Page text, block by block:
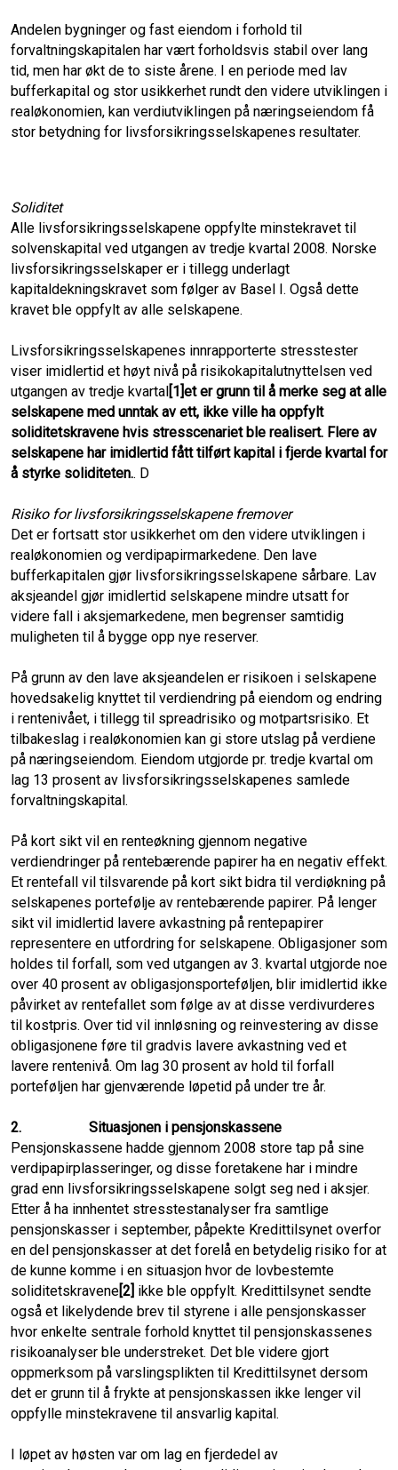
Andelen bygninger og fast eiendom i forhold til
forvaltningskapitalen har vært forholdsvis stabil over lang
tid, men har økt de to siste årene. I en periode med lav
bufferkapital og stor usikkerhet rundt den videre utviklingen i
realøkonomien, kan verdiutviklingen på næringseiendom få
stor betydning for livsforsikringsselskapenes resultater.
Soliditet
Alle livsforsikringsselskapene oppfylte minstekravet til
solvenskapital ved utgangen av tredje kvartal 2008. Norske
livsforsikringsselskaper er i tillegg underlagt
kapitaldekningskravet som følger av Basel I. Også dette
kravet ble oppfylt av alle selskapene.
Livsforsikringsselskapenes innrapporterte stresstester
viser imidlertid et høyt nivå på risikokapitalutnyttelsen ved
utgangen av tredje kvartal[1]et er grunn til å merke seg at alle
selskapene med unntak av ett, ikke ville ha oppfylt
soliditetskravene hvis stresscenariet ble realisert. Flere av
selskapene har imidlertid fått tilført kapital i fjerde kvartal for
å styrke soliditeten.. D
Risiko for livsforsikringsselskapene fremover
Det er fortsatt stor usikkerhet om den videre utviklingen i
realøkonomien og verdipapirmarkedene. Den lave
bufferkapitalen gjør livsforsikringsselskapene sårbare. Lav
aksjeandel gjør imidlertid selskapene mindre utsatt for
videre fall i aksjemarkedene, men begrenser samtidig
muligheten til å bygge opp nye reserver.
På grunn av den lave aksjeandelen er risikoen i selskapene
hovedsakelig knyttet til verdiendring på eiendom og endring
i rentenivået, i tillegg til spreadrisiko og motpartsrisiko. Et
tilbakeslag i realøkonomien kan gi store utslag på verdiene
på næringseiendom. Eiendom utgjorde pr. tredje kvartal om
lag 13 prosent av livsforsikringsselskapenes samlede
forvaltningskapital.
På kort sikt vil en renteøkning gjennom negative
verdiendringer på rentebærende papirer ha en negativ effekt.
Et rentefall vil tilsvarende på kort sikt bidra til verdiøkning på
selskapenes portefølje av rentebærende papirer. På lenger
sikt vil imidlertid lavere avkastning på rentepapirer
representere en utfordring for selskapene. Obligasjoner som
holdes til forfall, som ved utgangen av 3. kvartal utgjorde noe
over 40 prosent av obligasjonsporteføljen, blir imidlertid ikke
påvirket av rentefallet som følge av at disse verdivurderes
til kostpris. Over tid vil innløsning og reinvestering av disse
obligasjonene føre til gradvis lavere avkastning ved et
lavere rentenivå. Om lag 30 prosent av hold til forfall
porteføljen har gjenværende løpetid på under tre år.
2. Situasjonen i pensjonskassene
Pensjonskassene hadde gjennom 2008 store tap på sine
verdipapirplasseringer, og disse foretakene har i mindre
grad enn livsforsikringsselskapene solgt seg ned i aksjer.
Etter å ha innhentet stresstestanalyser fra samtlige
pensjonskasser i september, påpekte Kredittilsynet overfor
en del pensjonskasser at det forelå en betydelig risiko for at
de kunne komme i en situasjon hvor de lovbestemte
soliditetskravene[2] ikke ble oppfylt. Kredittilsynet sendte
også et likelydende brev til styrene i alle pensjonskasser
hvor enkelte sentrale forhold knyttet til pensjonskassenes
risikoanalyser ble understreket. Det ble videre gjort
oppmerksom på varslingsplikten til Kredittilsynet dersom
det er grunn til å frykte at pensjonskassen ikke lenger vil
oppfylle minstekravene til ansvarlig kapital.
I løpet av høsten var om lag en fjerdedel av